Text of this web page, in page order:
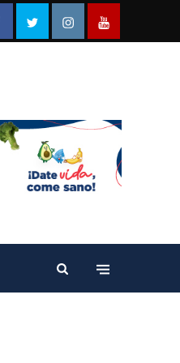
TwitterInstagramYouTube